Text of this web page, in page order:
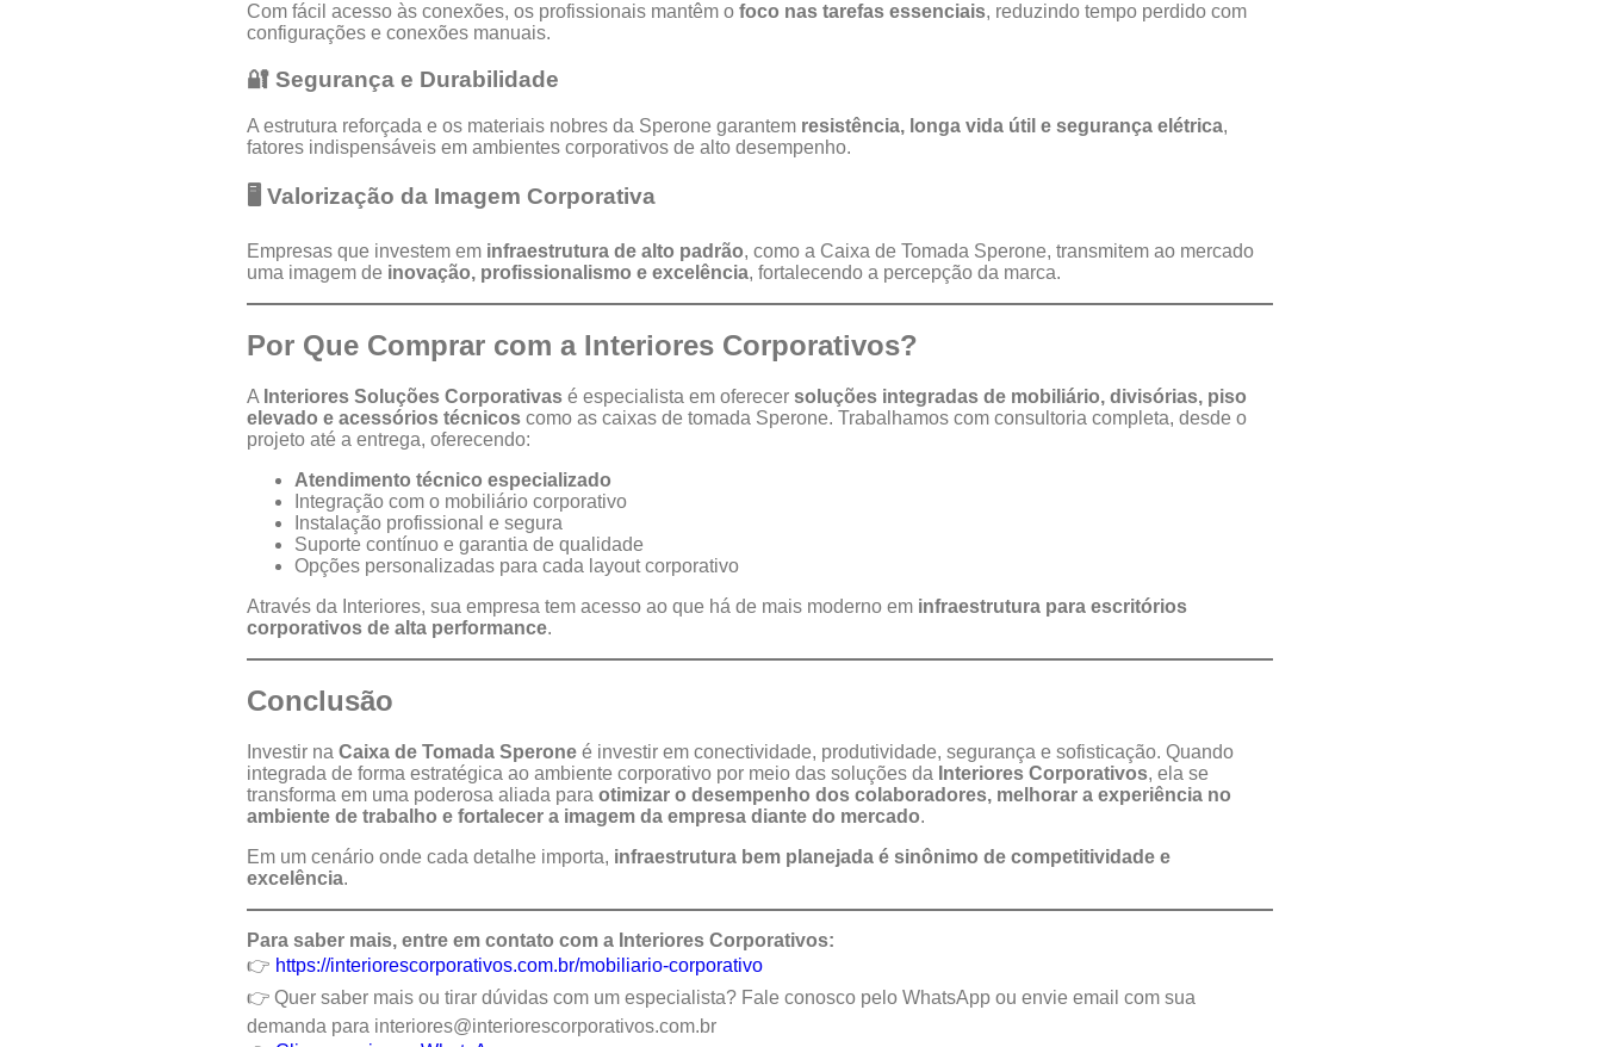
Com fácil acesso às conexões, os profissionais mantêm o foco nas tarefas essenciais, reduzindo tempo perdido com
configurações e conexões manuais.
🔐 Segurança e Durabilidade
A estrutura reforçada e os materiais nobres da Sperone garantem resistência, longa vida útil e segurança elétrica,
fatores indispensáveis em ambientes corporativos de alto desempenho.
🖥️ Valorização da Imagem Corporativa
Empresas que investem em infraestrutura de alto padrão, como a Caixa de Tomada Sperone, transmitem ao mercado
uma imagem de inovação, profissionalismo e excelência, fortalecendo a percepção da marca.
Por Que Comprar com a Interiores Corporativos?
A Interiores Soluções Corporativas é especialista em oferecer soluções integradas de mobiliário, divisórias, piso
elevado e acessórios técnicos como as caixas de tomada Sperone. Trabalhamos com consultoria completa, desde o
projeto até a entrega, oferecendo:
Atendimento técnico especializado
Integração com o mobiliário corporativo
Instalação profissional e segura
Suporte contínuo e garantia de qualidade
Opções personalizadas para cada layout corporativo
Através da Interiores, sua empresa tem acesso ao que há de mais moderno em infraestrutura para escritórios
corporativos de alta performance.
Conclusão
Investir na Caixa de Tomada Sperone é investir em conectividade, produtividade, segurança e sofisticação. Quando
integrada de forma estratégica ao ambiente corporativo por meio das soluções da Interiores Corporativos, ela se
transforma em uma poderosa aliada para otimizar o desempenho dos colaboradores, melhorar a experiência no
ambiente de trabalho e fortalecer a imagem da empresa diante do mercado.
Em um cenário onde cada detalhe importa, infraestrutura bem planejada é sinônimo de competitividade e
excelência.
Para saber mais, entre em contato com a Interiores Corporativos:
👉 https://interiorescorporativos.com.br/mobiliario-corporativo
👉 Quer saber mais ou tirar dúvidas com um especialista? Fale conosco pelo WhatsApp ou envie email com sua
demanda para interiores@interiorescorporativos.com.br